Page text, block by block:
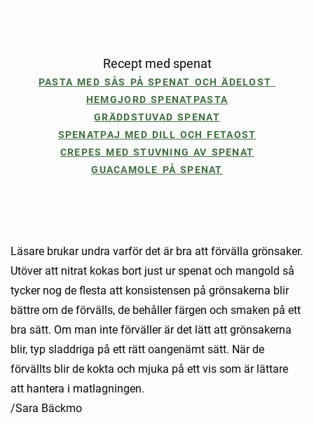
Recept med spenat
PASTA MED SÅS PÅ SPENAT OCH ÄDELOST
HEMGJORD SPENATPASTA
GRÄDDSTUVAD SPENAT
SPENATPAJ MED DILL OCH FETAOST
CREPES MED STUVNING AV SPENAT
GUACAMOLE PÅ SPENAT
Läsare brukar undra varför det är bra att förvälla grönsaker.
Utöver att nitrat kokas bort just ur spenat och mangold så
tycker nog de flesta att konsistensen på grönsakerna blir
bättre om de förvälls, de behåller färgen och smaken på ett
bra sätt. Om man inte förväller är det lätt att grönsakerna
blir, typ sladdriga på ett rätt oangenämt sätt. När de
förvällts blir de kokta och mjuka på ett vis som är lättare
att hantera i matlagningen.
/Sara Bäckmo